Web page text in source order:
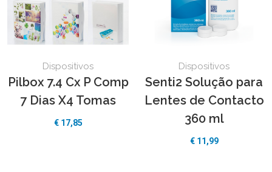
Dispositivos
Pilbox 7.4 Cx P Comp
7 Dias X4 Tomas
€ 17,85
Dispositivos
Senti2 Solução para
Lentes de Contacto
360 ml
€ 11,99